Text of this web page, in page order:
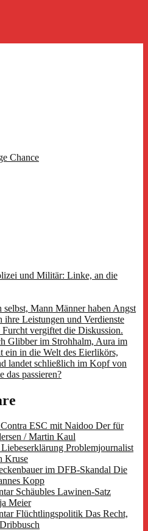
Chance
und Militär: Linke, an die
Mann Männer haben Angst
ihre Leistungen und Verdienste
vergiftet die Diskussion.
Glibber im Strohhalm, Aura im
ein in die Welt des Eierlikörs,
landet schließlich im Kopf von
das passieren?
ESC mit Naidoo Der für
/ Martin Kaul
Problemjournalist
Kruse
im DFB-Skandal Die
Kopp
Schäubles Lawinen-Satz
Meier
Flüchtlingspolitik Das Recht,